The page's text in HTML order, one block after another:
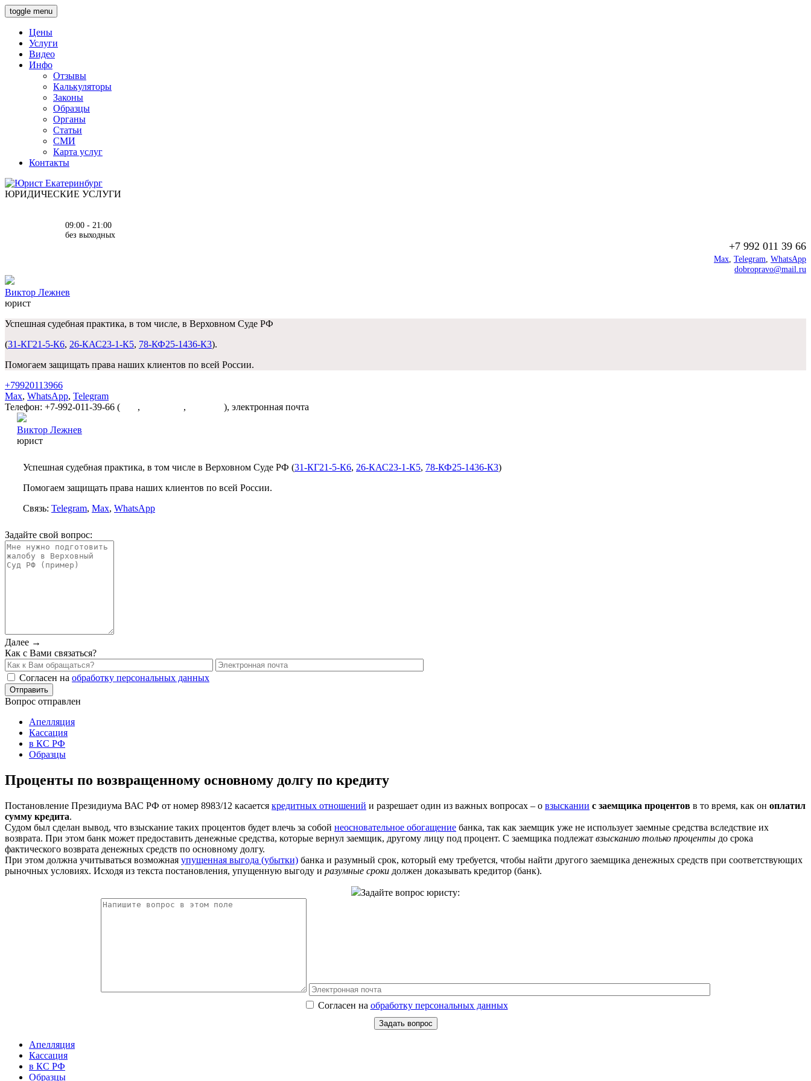
toggle menu
Цены
Услуги
Видео
Инфо
Отзывы
Калькуляторы
Законы
Образцы
Органы
Статьи
СМИ
Карта услуг
Контакты
ЮРИДИЧЕСКИЕ УСЛУГИ
09:00 - 21:00
без выходных
+7 992 011 39 66
Max, Telegram, WhatsApp
dobropravo@mail.ru
Виктор Лежнев
юрист
Успешная судебная практика, в том числе, в Верховном Суде РФ
(31-КГ21-5-К6, 26-КАС23-1-К5, 78-КФ25-1436-К3).
Помогаем защищать права наших клиентов по всей России.
+79920113966
Max, WhatsApp, Telegram
Телефон: +7-992-011-39-66 (
, , ), электронная почта
Виктор Лежнев
юрист
Успешная судебная практика, в том числе в Верховном Суде РФ (31-КГ21-5-К6, 26-КАС23-1-К5, 78-КФ25-1436-К3)
Помогаем защищать права наших клиентов по всей России.
Связь: Telegram, Max, WhatsApp
Задайте свой вопрос:
Далее →
Как с Вами связаться?
Согласен на обработку персональных данных
Вопрос отправлен
Апелляция
Кассация
в КС РФ
Образцы
Проценты по возвращенному основному долгу по кредиту
Постановление Президиума ВАС РФ от номер 8983/12 касается кредитных отношений и разрешает один из важных вопросах – о взыскании с заемщика процентов в то время, как он оплатил
сумму кредита.
Судом был сделан вывод, что взыскание таких процентов будет влечь за собой неосновательное обогащение банка, так как заемщик уже не использует заемные средства вследствие их
возврата. При этом банк может предоставить денежные средства, которые вернул заемщик, другому лицу под процент. С заемщика подлежат взысканию только проценты до срока
фактического возврата денежных средств по основному долгу.
При этом должна учитываться возможная упущенная выгода (убытки) банка и разумный срок, который ему требуется, чтобы найти другого заемщика денежных средств при соответствующих
рыночных условиях. Исходя из текста постановления, упущенную выгоду и разумные сроки должен доказывать кредитор (банк).
Задайте вопрос юристу:
Согласен на обработку персональных данных
Апелляция
Кассация
в КС РФ
Образцы